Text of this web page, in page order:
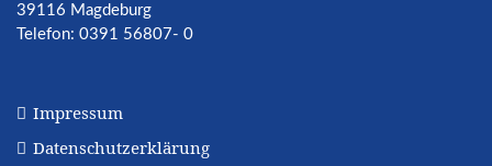
39116 Magdeburg
Telefon: 0391 56807- 0
Impressum
Datenschutzerklärung